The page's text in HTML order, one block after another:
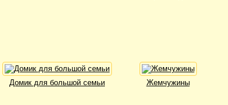
Домик для большой семьи Жемчужины